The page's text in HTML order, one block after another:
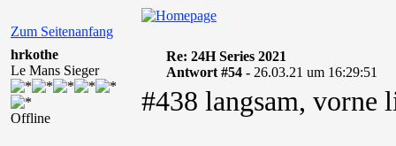
Zum Seitenanfang
hrkothe
Le Mans Sieger
Offline
Re: 24H Series 2021
Antwort #54 - 26.03.21 um 16:29:51
#438 langsam, vorne